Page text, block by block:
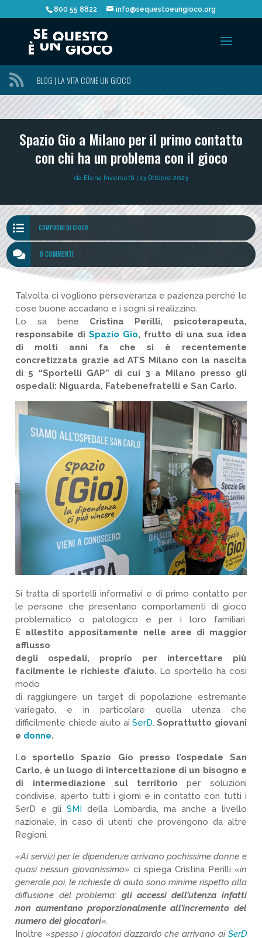
800 55 8822 info@sequestoeungioco.org
 BLOG | LA VITA COME UN GIOCO
Spazio Gio a Milano per il primo contatto
con chi ha un problema con il gioco
da Elena Inversetti 13 Ottobre 2023
 COMPAGNI DI GIOCO
 0 COMMENTI
Talvolta ci vogliono perseveranza e pazienza perché le
cose buone accadano e i sogni si realizzino.
Lo sa bene Cristina Perilli, psicoterapeuta,
responsabile diSpazio Gio, frutto di una sua idea
di molti anni fa che si è recentemente
concretizzata grazie ad ATS Milano con la nascita
di 5 “Sportelli GAP” di cui 3 a Milano presso gli
ospedali: Niguarda, Fatebenefratelli e San Carlo.
Si tratta di sportelli informativi e di primo contatto per
le persone che presentano comportamenti di gioco
problematico o patologico e per i loro familiari.
È allestito appositamente nelle aree di maggior
afflusso
degli ospedali, proprio per intercettare più
facilmente le richieste d’aiuto. Lo sportello ha così
modo
di raggiungere un target di popolazione estremante
variegato, e in particolare quella utenza che
difficilmente chiede aiuto ai SerD. Soprattutto giovani
e donne.
Lo sportello Spazio Gio presso l’ospedale San
Carlo, è un luogo di intercettazione di un bisogno e
di intermediazione sul territorio per soluzioni
condivise, aperto tutti i giorni e in contatto con tutti i
SerD e gliSMI della Lombardia, ma anche a livello
nazionale, in caso di utenti che provengono da altre
Regioni.
«Ai servizi per le dipendenze arrivano pochissime donne e
quasi nessun giovanissimo»ci spiega Cristina Perilli «in
generale poi, le richieste di aiuto sono minime rispetto alla
diffusione del problema: gli accessi dell’utenza infatti
non aumentano proporzionalmente all’incremento del
numero dei giocatori».
Inoltre«spesso i giocatori d’azzardo che arrivano ai SerD